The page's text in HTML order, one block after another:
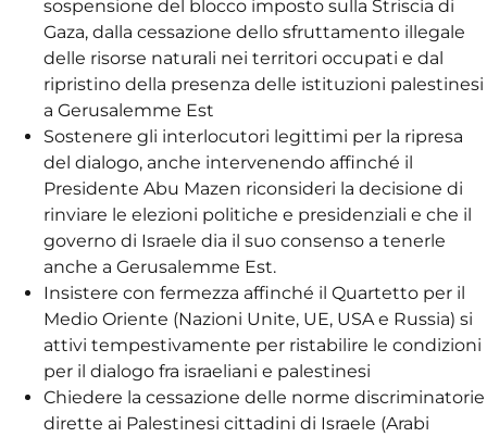
sospensione del blocco imposto sulla Striscia di
Gaza, dalla cessazione dello sfruttamento illegale
delle risorse naturali nei territori occupati e dal
ripristino della presenza delle istituzioni palestinesi
a Gerusalemme Est
Sostenere gli interlocutori legittimi per la ripresa
del dialogo, anche intervenendo affinché il
Presidente Abu Mazen riconsideri la decisione di
rinviare le elezioni politiche e presidenziali e che il
governo di Israele dia il suo consenso a tenerle
anche a Gerusalemme Est.
Insistere con fermezza affinché il Quartetto per il
Medio Oriente (Nazioni Unite, UE, USA e Russia) si
attivi tempestivamente per ristabilire le condizioni
per il dialogo fra israeliani e palestinesi
Chiedere la cessazione delle norme discriminatorie
dirette ai Palestinesi cittadini di Israele (Arabi